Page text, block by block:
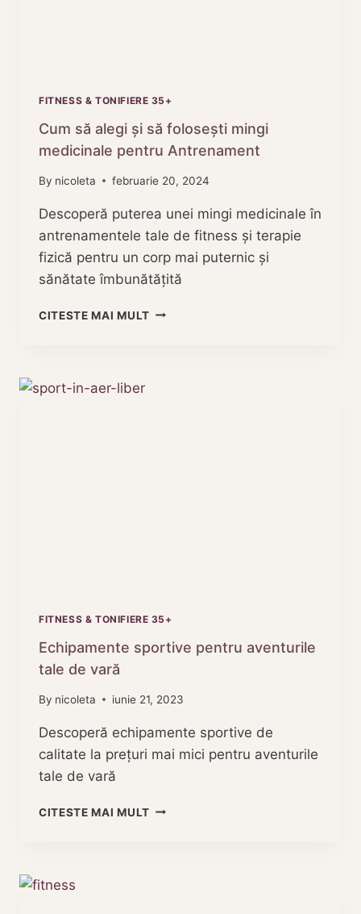
FITNESS & TONIFIERE 35+
Cum să alegi și să folosești mingi
medicinale pentru Antrenament
By nicoleta februarie 20, 2024
Descoperă puterea unei mingi medicinale în
antrenamentele tale de fitness și terapie
fizică pentru un corp mai puternic și
sănătate îmbunătățită
CITESTE MAI MULTCUM
FITNESS & TONIFIERE 35+
Echipamente sportive pentru aventurile
tale de vară
By nicoleta iunie 21, 2023
Descoperă echipamente sportive de
calitate la prețuri mai mici pentru aventurile
tale de vară
CITESTE MAI MULTECHIPAMENTE